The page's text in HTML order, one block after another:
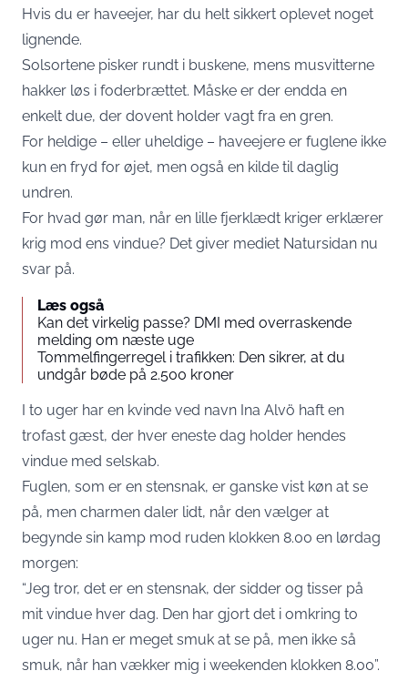
Hvis du er haveejer, har du helt sikkert oplevet noget
lignende.
Solsortene pisker rundt i buskene, mens musvitterne
hakker løs i foderbrættet. Måske er der endda en
enkelt due, der dovent holder vagt fra en gren.
For heldige – eller uheldige – haveejere er fuglene ikke
kun en fryd for øjet, men også en kilde til daglig
undren.
For hvad gør man, når en lille fjerklædt kriger erklærer
krig mod ens vindue? Det giver mediet Natursidan nu
svar på.
Læs også
Kan det virkelig passe? DMI med overraskende
melding om næste uge
Tommelfingerregel i trafikken: Den sikrer, at du
undgår bøde på 2.500 kroner
I to uger har en kvinde ved navn Ina Alvö haft en
trofast gæst, der hver eneste dag holder hendes
vindue med selskab.
Fuglen, som er en stensnak, er ganske vist køn at se
på, men charmen daler lidt, når den vælger at
begynde sin kamp mod ruden klokken 8.00 en lørdag
morgen:
“Jeg tror, ​​det er en stensnak, der sidder og tisser på
mit vindue hver dag. Den har gjort det i omkring to
uger nu. Han er meget smuk at se på, men ikke så
smuk, når han vækker mig i weekenden klokken 8.00”.